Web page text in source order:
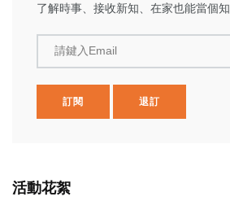
了解時事、接收新知、在家也能當個知
請鍵入Email
訂閱 退訂
活動花絮